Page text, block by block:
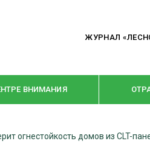
ЖУРНАЛ
ВНИМАНИЯ
огнестойкость домов из CLT-